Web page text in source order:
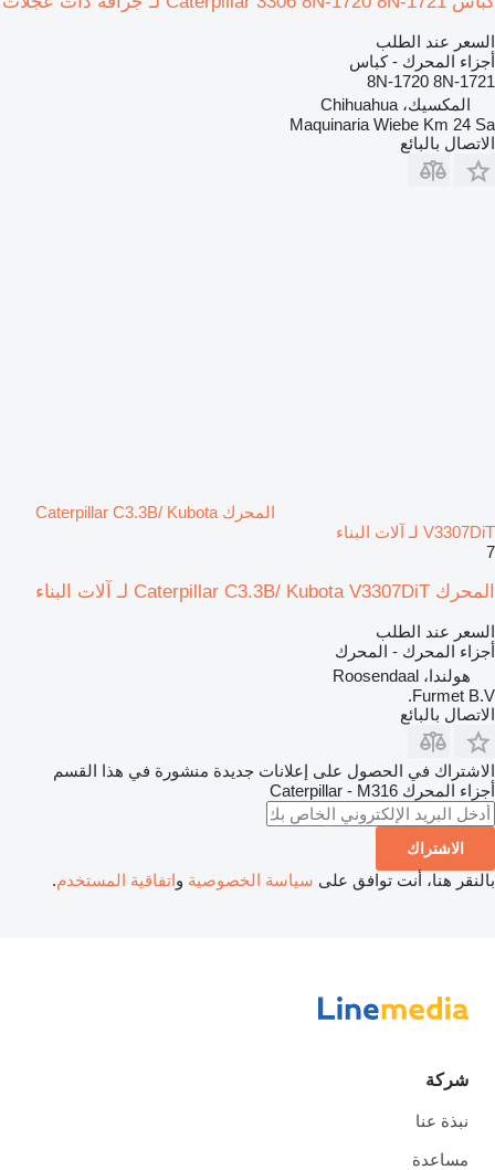
السعر عند الطلب
أجزاء المحرك - كباس
8N-1720 8N-1721
المكسيك، Chihuahua
Maquinaria Wiebe Km 24 Sa
الاتصال بالبائع
المحرك Caterpillar C3.3B/ Kubota
V3307DiT لـ آلات البناء
7
المحرك Caterpillar C3.3B/ Kubota V3307DiT لـ آلات البناء
السعر عند الطلب
أجزاء المحرك - المحرك
هولندا، Roosendaal
Furmet B.V.
الاتصال بالبائع
الاشتراك في الحصول على إعلانات جديدة منشورة في هذا القسم
أجزاء المحرك Caterpillar - M316
الاشتراك
بالنقر هنا، أنت توافق على سياسة الخصوصية واتفاقية المستخدم.
شركة
نبذة عنا
مساعدة